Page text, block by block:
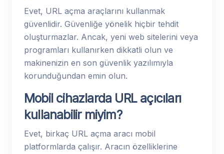
Evet, URL açma araçlarını kullanmak
güvenlidir. Güvenliğe yönelik hiçbir tehdit
oluşturmazlar. Ancak, yeni web sitelerini veya
programları kullanırken dikkatli olun ve
makinenizin en son güvenlik yazılımıyla
korunduğundan emin olun.
Mobil cihazlarda URL açıcıları
kullanabilir miyim?
Evet, birkaç URL açma aracı mobil
platformlarda çalışır. Aracın özelliklerine